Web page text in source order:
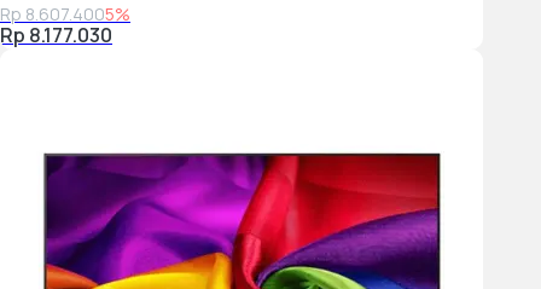
Rp 8.607.4005%
Rp 8.177.030